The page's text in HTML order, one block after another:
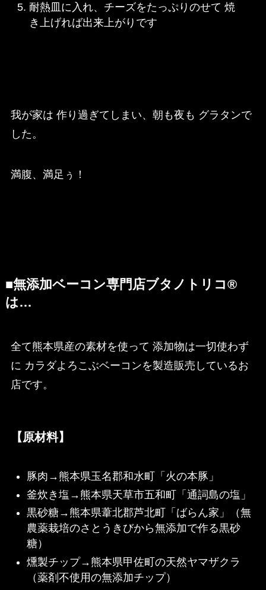
耐熱皿に入れ、チーズをたっぷりのせて 焼
き上げれば出来上がりです
我が家は 作り過ぎてしまい、朝も夜も グラタンで
した。
満腹、満足ぅ！
■無添加ベーコン専門店ブタノトリコ®
は…
全て熊本県産の素材を使って 添加物は一切使わず
に カラダよろこぶベーコンを製造販売しているお
店です。
【原材料】
豚肉→熊本県玉名郡和水町「火の本豚」
釜炊き塩→熊本県天草市五和町「通詞島の塩」
黒砂糖→熊本県葦北郡芦北町「ばらん家」（無
農薬栽培のさとうきびから無添加で作る黒砂
糖）
燻製チップ→熊本県甲佐町の天然ヤマザクラ
（薬剤不使用の無添加チップ）